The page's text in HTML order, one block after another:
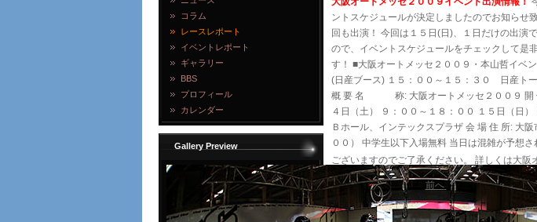
コラム
レースレポート
イベントレポート
ギャラリー
BBS
プロフィール
カレンダー
Gallery Preview
ントスケジュールが決定しましたのでお知らせ
回も出演！ 今回は１５日(日)、１日だけの出演
ので、イベントスケジュールをチェックして是
す！ ■大阪オートメッセ２００９・本山哲イベ
(日産ブース) １５：００～１５：３０ 日産ト
概 要 名 称: 大阪オートメッセ２００９ 開 催
４日（土） ９：００～１８：００ １５日（
Ｂホール、インテックスプラザ 会 場 住 所:
００） 中学生以下入場無料 当日は混雑が予想
ございますのでご了承ください。 詳しくは大阪
前へ